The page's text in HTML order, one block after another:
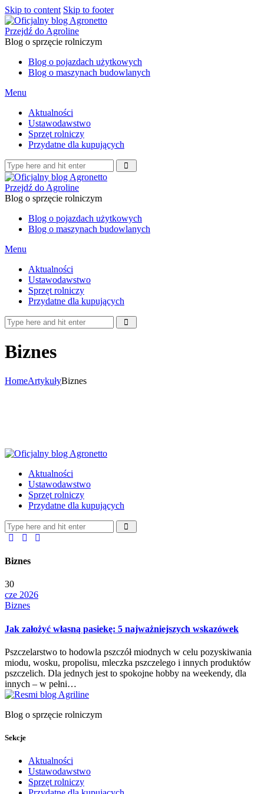
Skip to content Skip to footer
Przejdź do Agroline
Blog o sprzęcie rolniczym
Blog o pojazdach użytkowych
Blog o maszynach budowlanych
Menu
Aktualności
Ustawodawstwo
Sprzęt rolniczy
Przydatne dla kupujących
Przejdź do Agroline
Blog o sprzęcie rolniczym
Blog o pojazdach użytkowych
Blog o maszynach budowlanych
Menu
Aktualności
Ustawodawstwo
Sprzęt rolniczy
Przydatne dla kupujących
Biznes
HomeArtykułyBiznes
Aktualności
Ustawodawstwo
Sprzęt rolniczy
Przydatne dla kupujących
Biznes
30
cze 2026
Biznes
Jak założyć własną pasiekę: 5 najważniejszych wskazówek
Pszczelarstwo to hodowla pszczół miodnych w celu pozyskiwania
miodu, wosku, propolisu, mleczka pszczelego i innych produktów
pszczelich. Dla jednych jest to spokojne hobby na weekendy, dla
innych – w pełni…
Blog o sprzęcie rolniczym
Sekcje
Aktualności
Ustawodawstwo
Sprzęt rolniczy